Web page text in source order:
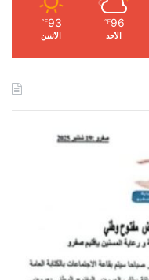
96
℉
الأحد
93
℉
الأثنين